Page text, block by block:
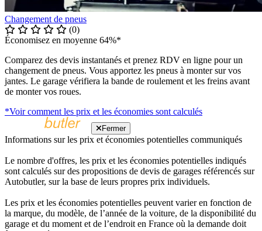
Changement de pneus
(0)
Économisez en moyenne 64%*
Comparez des devis instantanés et prenez RDV en ligne pour un
changement de pneus. Vous apportez les pneus à monter sur vos
jantes. Le garage vérifiera la bande de roulement et les freins avant
de monter vos roues.
*Voir comment les prix et les économies sont calculés
Fermer
Informations sur les prix et économies potentielles communiqués
Le nombre d'offres, les prix et les économies potentielles indiqués
sont calculés sur des propositions de devis de garages référencés sur
Autobutler, sur la base de leurs propres prix individuels.
Les prix et les économies potentielles peuvent varier en fonction de
la marque, du modèle, de l’année de la voiture, de la disponibilité du
garage et du moment et de l’endroit en France où la demande doit